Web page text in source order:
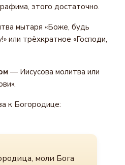
этого достаточно.
мытаря «Боже, будь
или трёхкратное «Господи,
— Иисусова молитва или
к Богородице:
моли Бога